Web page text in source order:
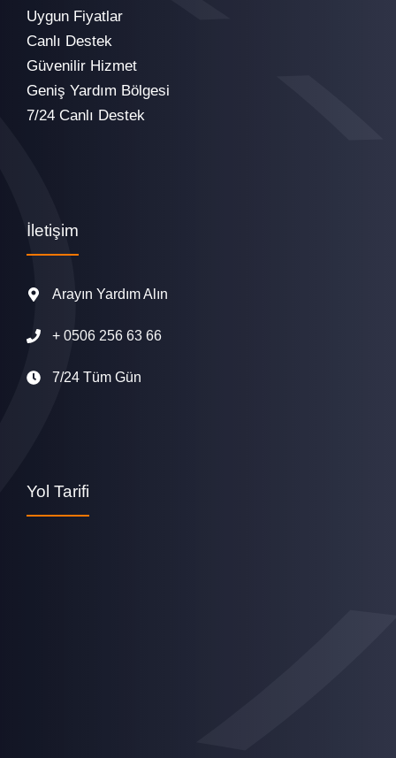
Uygun Fiyatlar
Canlı Destek
Güvenilir Hizmet
Geniş Yardım Bölgesi
7/24 Canlı Destek
İletişim
Arayın Yardım Alın
+ 0506 256 63 66
7/24 Tüm Gün
Yol Tarifi